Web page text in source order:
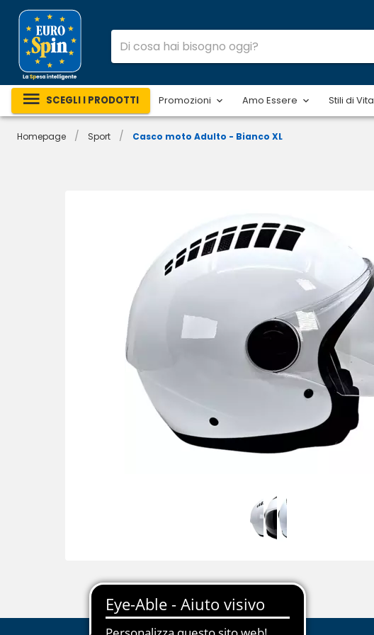
SCEGLI I PRODOTTI Promozioni Amo Essere Stili di Vita
Homepage / Sport / Casco moto Adulto - Bianco XL